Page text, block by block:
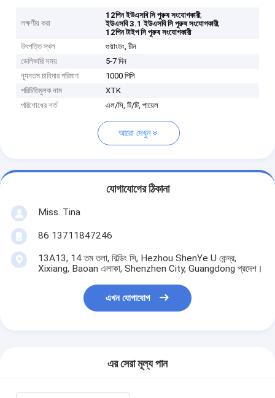
লক্ষণীয় করা
12পিন ইউএসবি সি পুরুষ সংযোগকারী,
ইউএসবি 3.1 ইউএসবি সি পুরুষ সংযোগকারী,
12পিন টাইপ সি পুরুষ সংযোগকারী
উৎপত্তি স্থল
গুয়াংডং, চীন
ডেলিভারি সময়
5-7 দিন
ন্যূনতম চাহিদার পরিমাণ
1000 পিসি
পরিচিতিমুলক নাম
XTK
পরিশোধের শর্ত
এল/সি, টি/টি, পায়েল
আরো দেখুন
যোগাযোগের ঠিকানা
Miss. Tina
86 13711847246
13A13, 14 তম তলা, বিল্ডিং সি, Hezhou ShenYe U কেন্দ্র,
Xixiang, Baoan এলাকা, Shenzhen City, Guangdong প্রদেশ।
এখন যোগাযোগ
এর সেরা মূল্য পান